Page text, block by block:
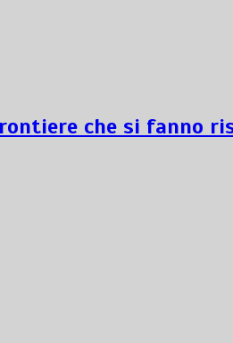
che si fanno